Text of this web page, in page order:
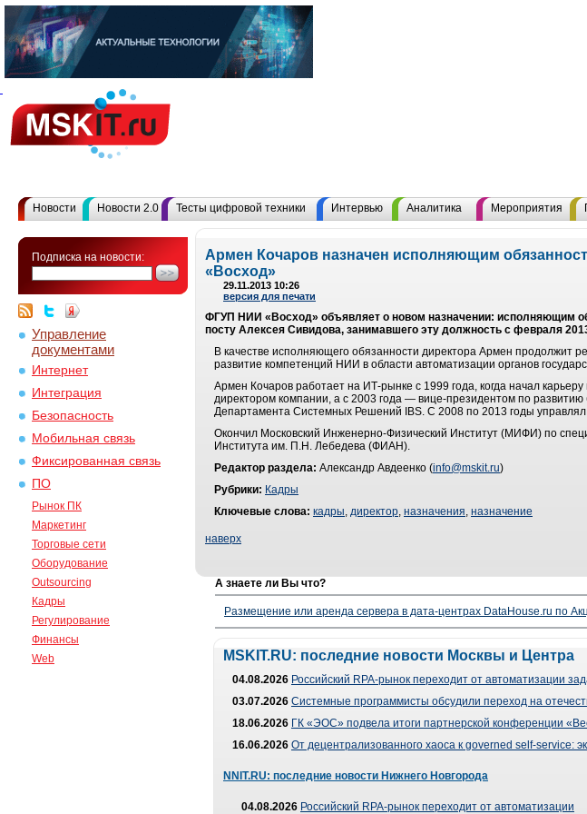
Новости Новости 2.0 Тесты цифровой техники Интервью Аналитика Мероприятия
Подписка на новости:
Управление
документами
Интернет
Интеграция
Безопасность
Мобильная связь
Фиксированная связь
ПО
Рынок ПК
Маркетинг
Торговые сети
Оборудование
Outsourcing
Кадры
Регулирование
Финансы
Web
Армен Кочаров назначен исполняющим
«Восход»
29.11.2013 10:26
версия для печати
ФГУП НИИ «Восход» объявляет о новом назначении: исполняющим
посту Алексея Сивидова, занимавшего эту должность с февраля
В качестве исполняющего обязанности директора Армен
развитие компетенций НИИ в области автоматизации органов
Армен Кочаров работает на ИТ-рынке с 1999 года, когда начал
директором компании, а c 2003 года — вице-президентом по
Департамента Системных Решений IBS. С 2008 по 2013 годы
Окончил Московский Инженерно-Физический Институт (МИФИ) по
Института им. П.Н. Лебедева (ФИАН).
Редактор раздела: Александр Авдеенко (info@mskit.ru)
Рубрики: Кадры
Ключевые слова: кадры, директор, назначения, назначение
наверх
А знаете ли Вы что?
Размещение или аренда сервера в дата-центрах DataHouse.ru по
MSKIT.RU: последние новости Москвы и Центра
04.08.2026 Российский RPA-рынок переходит от автоматизации
03.07.2026 Системные программисты обсудили переход на
18.06.2026 ГК «ЭОС» подвела итоги партнерской конференции
16.06.2026 От децентрализованного хаоса к governed self-service:
NNIT.RU: последние новости Нижнего Новгорода
04.08.2026 Российский RPA-рынок переходит от автоматизации